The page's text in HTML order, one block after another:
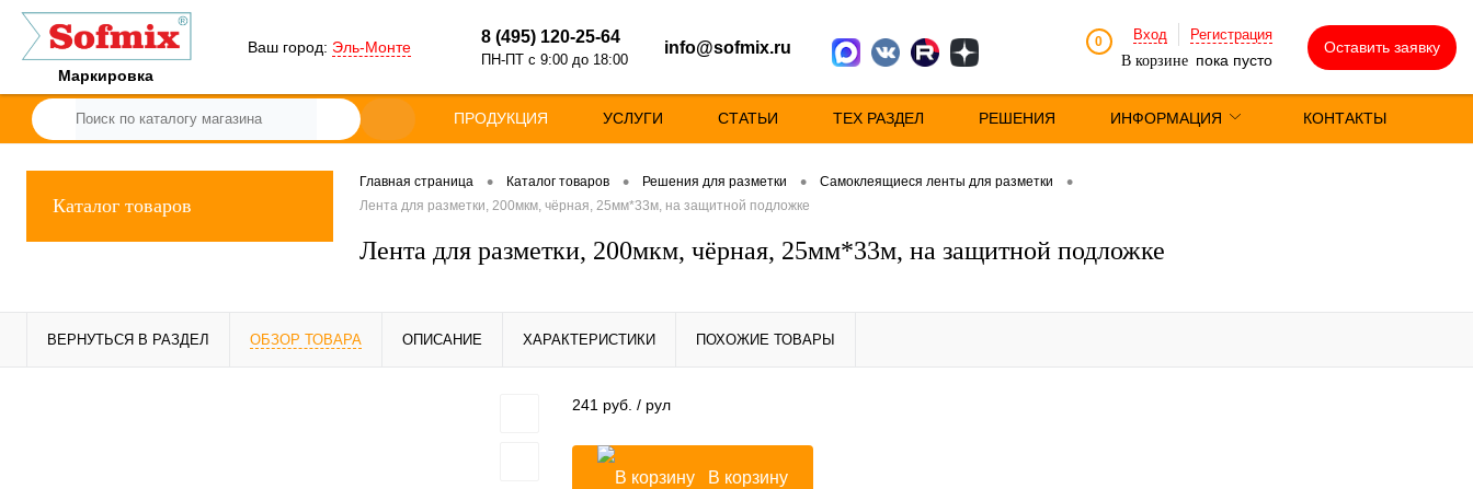
Маркировка
Ваш город: Эль-Монте
8 (495) 120-25-64
ПН-ПТ с 9:00 до 18:00
info@sofmix.ru 0 Вход
Регистрация
В корзине пока пусто
Оставить заявку
ПРОДУКЦИЯ УСЛУГИ СТАТЬИ ТЕХ РАЗДЕЛ РЕШЕНИЯ ИНФОРМАЦИЯ КОНТАКТЫ
Каталог товаров
Главная страница • Каталог товаров • Решения для разметки • Самоклеящиеся ленты для разметки •
Лента для разметки, 200мкм, чёрная, 25мм*33м, на защитной подложке
Лента для разметки, 200мкм, чёрная, 25мм*33м, на защитной подложке
ВЕРНУТЬСЯ В РАЗДЕЛ ОБЗОР ТОВАРА ОПИСАНИЕ ХАРАКТЕРИСТИКИ ПОХОЖИЕ ТОВАРЫ
241 руб. / рул
В корзину